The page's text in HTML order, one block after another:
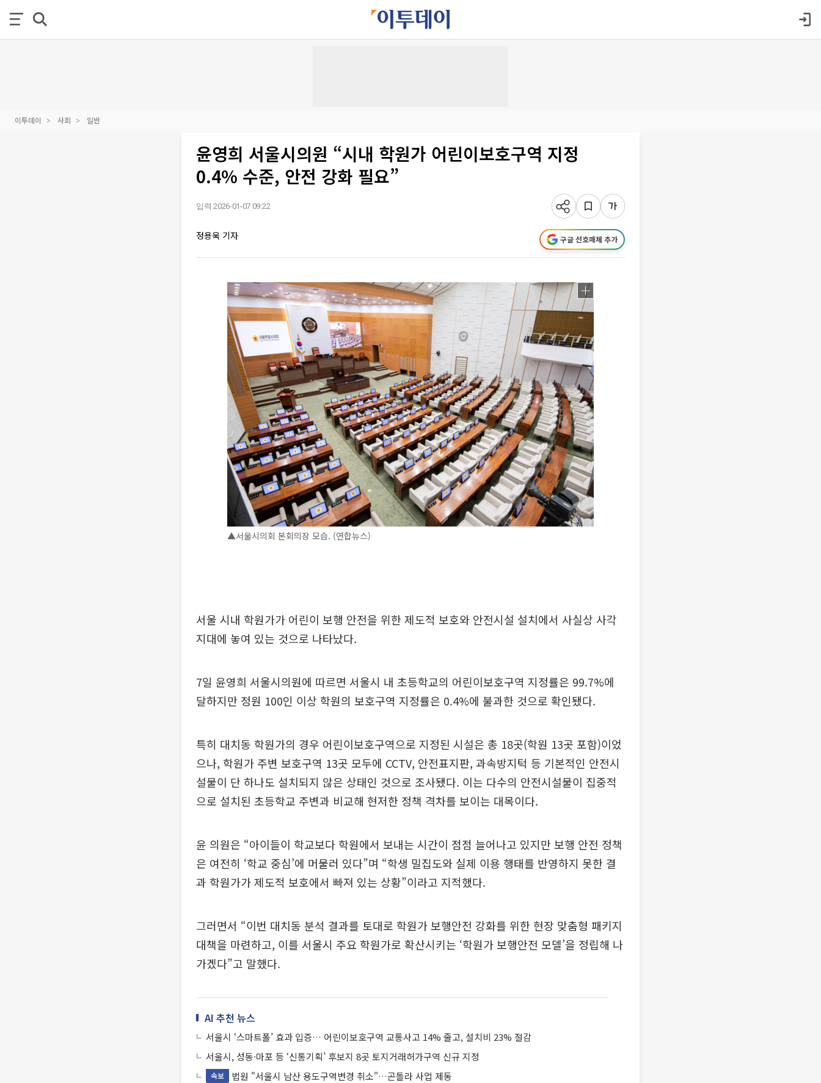
이투데이 사회 일반
윤영희 서울시의원 “시내 학원가 어린이보호구역 지정
0.4% 수준, 안전 강화 필요”
입력 2026-01-07 09:22
정용욱 기자 구글 선호매체 추가
▲서울시의회 본회의장 모습. (연합뉴스)
서울 시내 학원가가 어린이 보행 안전을 위한 제도적 보호와 안전시설 설치에서 사실상 사각
지대에 놓여 있는 것으로 나타났다.
7일 윤영희 서울시의원에 따르면 서울시 내 초등학교의 어린이보호구역 지정률은 99.7%에
달하지만 정원 100인 이상 학원의 보호구역 지정률은 0.4%에 불과한 것으로 확인됐다.
특히 대치동 학원가의 경우 어린이보호구역으로 지정된 시설은 총 18곳(학원 13곳 포함)이었
으나, 학원가 주변 보호구역 13곳 모두에 CCTV, 안전표지판, 과속방지턱 등 기본적인 안전시
설물이 단 하나도 설치되지 않은 상태인 것으로 조사됐다. 이는 다수의 안전시설물이 집중적
으로 설치된 초등학교 주변과 비교해 현저한 정책 격차를 보이는 대목이다.
윤 의원은 “아이들이 학교보다 학원에서 보내는 시간이 점점 늘어나고 있지만 보행 안전 정책
은 여전히 ‘학교 중심’에 머물러 있다”며 “학생 밀집도와 실제 이용 행태를 반영하지 못한 결
과 학원가가 제도적 보호에서 빠져 있는 상황”이라고 지적했다.
그러면서 “이번 대치동 분석 결과를 토대로 학원가 보행안전 강화를 위한 현장 맞춤형 패키지
대책을 마련하고, 이를 서울시 주요 학원가로 확산시키는 ‘학원가 보행안전 모델’을 정립해 나
가겠다”고 말했다.
AI 추천 뉴스
서울시 ‘스마트폴’ 효과 입증… 어린이보호구역 교통사고 14% 줄고, 설치비 23% 절감
서울시, 성동·마포 등 ‘신통기획’ 후보지 8곳 토지거래허가구역 신규 지정
속보 법원 "서울시 남산 용도구역변경 취소"…곤돌라 사업 제동